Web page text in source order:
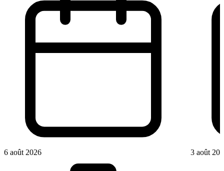
6 août 2026 3 août